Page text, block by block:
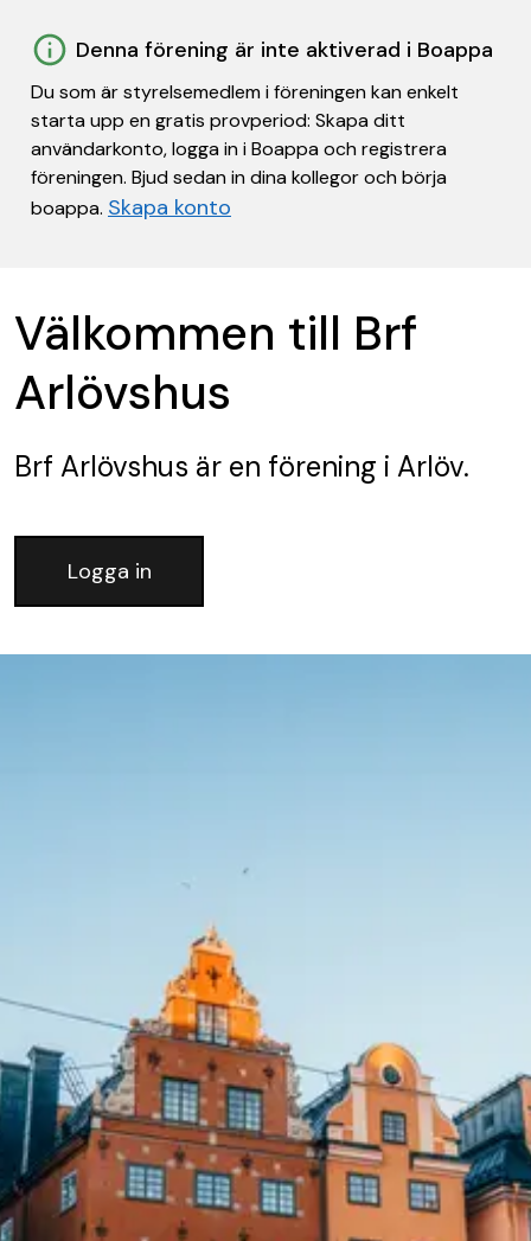
Denna förening är inte aktiverad i Boappa
Du som är styrelsemedlem i föreningen kan enkelt
starta upp en gratis provperiod: Skapa ditt
användarkonto, logga in i Boappa och registrera
föreningen. Bjud sedan in dina kollegor och börja
boappa. Skapa konto
Välkommen till Brf
Arlövshus
Brf Arlövshus är en förening i Arlöv.
Logga in